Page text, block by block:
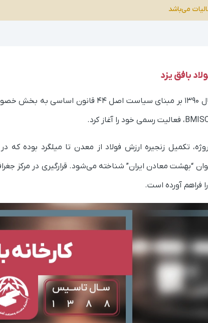
می‌باشد
بافق یزد
این مجموعه در سال ۱۳۹۰ بر مبنای
تکمیل زنجیره ارزش فولاد از معدن تا میلگرد بوده
“بهشت معادن ایران” شناخته می‌شود. قرارگیری در مرکز
فراهم آورده است.